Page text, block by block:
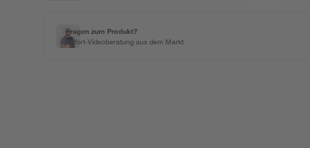
Fragen zum Produkt?
Sofort-Videoberatung aus dem Markt